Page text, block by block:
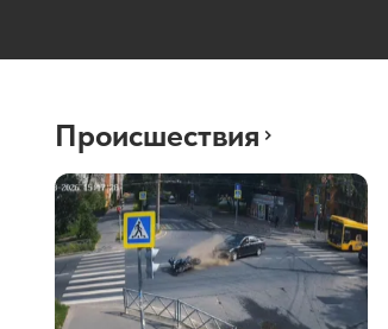
Происшествия